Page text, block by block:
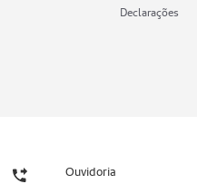
Declarações
Ouvidoria